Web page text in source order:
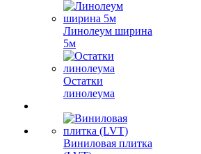
Линолеум ширина
5м
Остатки
линолеума
Виниловая плитка